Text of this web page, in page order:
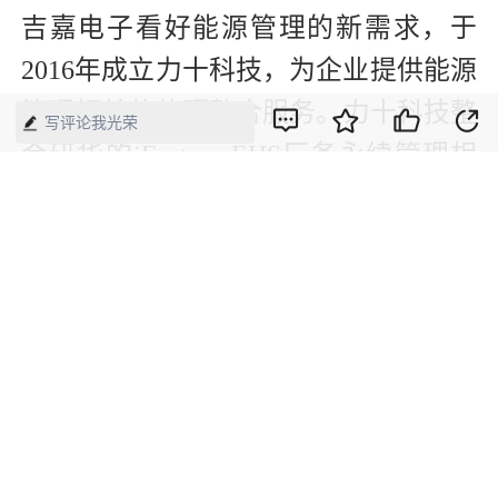
吉嘉电子看好能源管理的新需求，于
2016年成立力十科技，为企业提供能源
管理相关的软硬整合服务。力十科技整
合研华的iFactory EHS厂务永续管理相
写评论我光荣